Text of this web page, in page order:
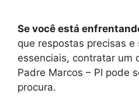
Se você está
que respostas precisas e
essenciais, contratar um
Padre Marcos – PI pode
procura.